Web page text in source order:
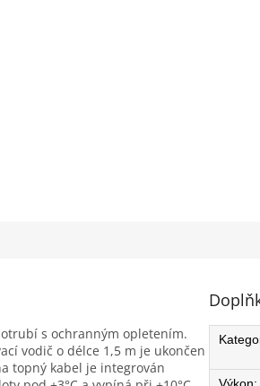
s ochranným opletením.
vodič o délce 1,5 m je ukončen
topný kabel je integrován